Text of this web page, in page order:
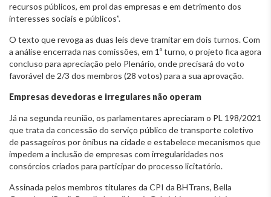
recursos públicos, em prol das empresas e em detrimento dos
interesses sociais e públicos”.
O texto que revoga as duas leis deve tramitar em dois turnos. Com
a análise encerrada nas comissões, em 1º turno, o projeto fica agora
concluso para apreciação pelo Plenário, onde precisará do voto
favorável de 2/3 dos membros (28 votos) para a sua aprovação.
Empresas devedoras e irregulares não operam
Já na segunda reunião, os parlamentares apreciaram o PL 198/2021
que trata da concessão do serviço público de transporte coletivo
de passageiros por ônibus na cidade e estabelece mecanismos que
impedem a inclusão de empresas com irregularidades nos
consórcios criados para participar do processo licitatório.
Assinada pelos membros titulares da CPI da BHTrans, Bella